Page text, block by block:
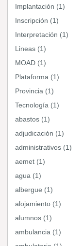
Implantación (1)
Inscripción (1)
Interpretación (1)
Lineas (1)
MOAD (1)
Plataforma (1)
Provincia (1)
Tecnología (1)
abastos (1)
adjudicación (1)
administrativos (1)
aemet (1)
agua (1)
albergue (1)
alojamiento (1)
alumnos (1)
ambulancia (1)